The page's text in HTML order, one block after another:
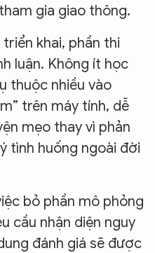
gia giao thông.
khai, phần thi
luận. Không ít học
thuộc nhiều vào
trên máy tính, dễ
mẹo thay vì phản
tình huống ngoài đời
bỏ phần mô phỏng
cầu nhận diện nguy
đánh giá sẽ được